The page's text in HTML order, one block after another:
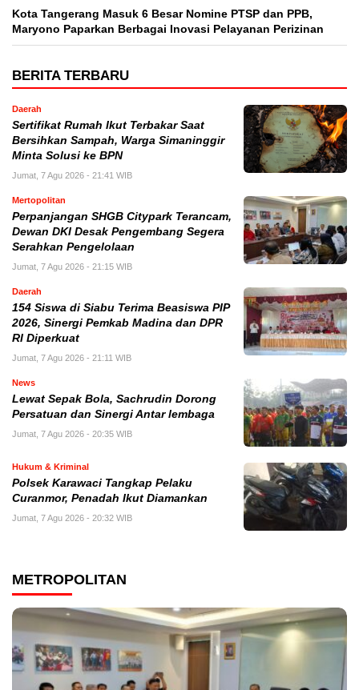
Kota Tangerang Masuk 6 Besar Nomine PTSP dan PPB,
Maryono Paparkan Berbagai Inovasi Pelayanan Perizinan
BERITA TERBARU
Daerah
Sertifikat Rumah Ikut Terbakar Saat
Bersihkan Sampah, Warga Simaninggir
Minta Solusi ke BPN
Jumat, 7 Agu 2026 - 21:41 WIB
Mertopolitan
Perpanjangan SHGB Citypark Terancam,
Dewan DKI Desak Pengembang Segera
Serahkan Pengelolaan
Jumat, 7 Agu 2026 - 21:15 WIB
Daerah
154 Siswa di Siabu Terima Beasiswa PIP
2026, Sinergi Pemkab Madina dan DPR
RI Diperkuat
Jumat, 7 Agu 2026 - 21:11 WIB
News
Lewat Sepak Bola, Sachrudin Dorong
Persatuan dan Sinergi Antar lembaga
Jumat, 7 Agu 2026 - 20:35 WIB
Hukum & Kriminal
Polsek Karawaci Tangkap Pelaku
Curanmor, Penadah Ikut Diamankan
Jumat, 7 Agu 2026 - 20:32 WIB
METROPOLITAN